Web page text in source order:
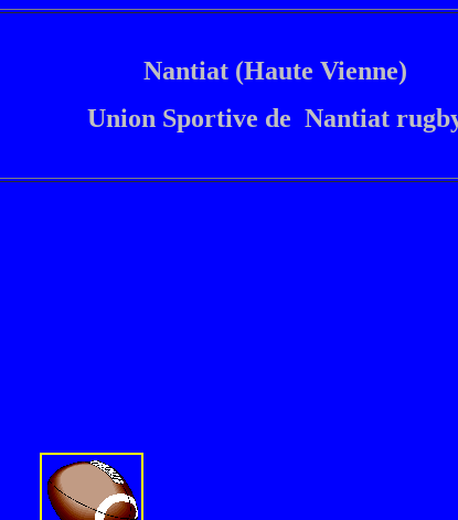
Nantiat (Haute Vienne)
Union Sportive de Nantiat